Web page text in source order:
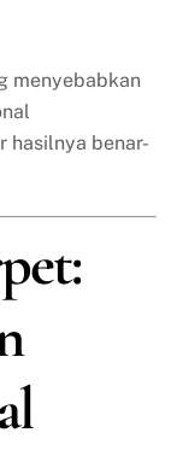
menyebabkan
hasilnya benar-